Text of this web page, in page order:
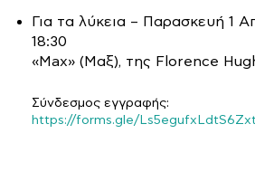
Για τα λύκεια – Παρασκευή 1
18:30
«Max» (Μαξ), της Florence
Σύνδεσμος εγγραφής:
https://forms.gle/